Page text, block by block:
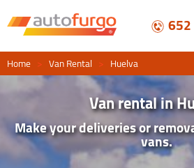
Home > Van Rental > Huelva
Van rental in
Make your deliveries or
vans.